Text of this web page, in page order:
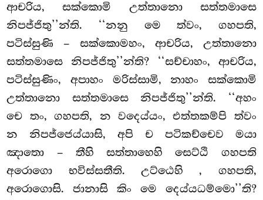
ආචරිය, සක්කොමි උත්තානො සත්තමාසෙ
නිපජ්ජිතු’’න්ති. ‘‘නනු මෙ ත්වං, ගහපති,
පටිස්සුණි – සක්කොමහං, ආචරිය, උත්තානො
සත්තමාසෙ නිපජ්ජිතු’’න්ති? ‘‘සච්චාහං, ආචරිය,
පටිස්සුණිං, අපාහං මරිස්සාමි, නාහං සක්කොමි
උත්තානො සත්තමාසෙ නිපජ්ජිතු’’න්ති. ‘‘අහං
චෙ තං, ගහපති, න වදෙය්යං, එත්තකම්පි ත්වං
න නිපජ්ජෙය්යාසි, අපි ච පටිකච්චෙව මයා
ඤාතො – තීහි සත්තාහෙහි සෙට්ඨි ගහපති
අරොගො භවිස්සතීති. උට්ඨෙහි, ගහපති,
අරොගොසි. ජානාසි කිං මෙ දෙය්යධම්මො’’ති?